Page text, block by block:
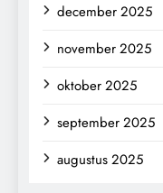
december 2025
november 2025
oktober 2025
september 2025
augustus 2025